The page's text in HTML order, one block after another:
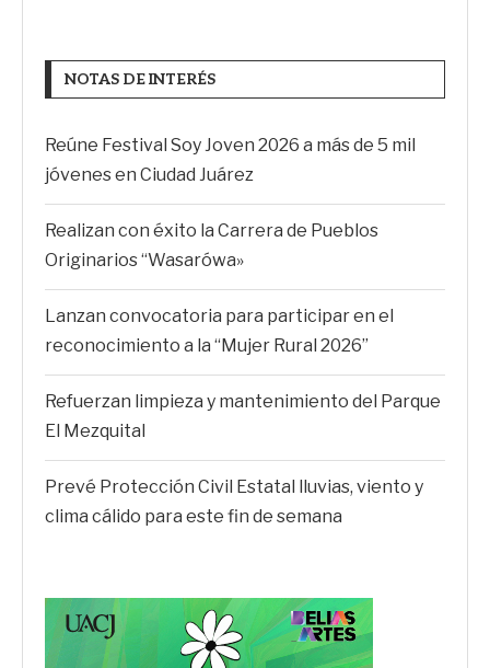
NOTAS DE INTERÉS
Reúne Festival Soy Joven 2026 a más de 5 mil
jóvenes en Ciudad Juárez
Realizan con éxito la Carrera de Pueblos
Originarios “Wasarówa»
Lanzan convocatoria para participar en el
reconocimiento a la “Mujer Rural 2026”
Refuerzan limpieza y mantenimiento del Parque
El Mezquital
Prevé Protección Civil Estatal lluvias, viento y
clima cálido para este fin de semana